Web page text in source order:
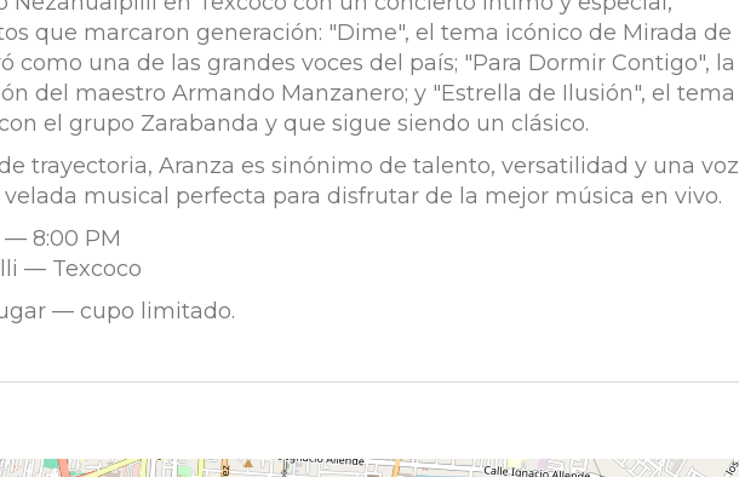
que marcaron generación: "Dime", el tema icónico de Mirada de
como una de las grandes voces del país; "Para Dormir Contigo", la
del maestro Armando Manzanero; y "Estrella de Ilusión", el tema
el grupo Zarabanda y que sigue siendo un clásico.
trayectoria, Aranza es sinónimo de talento, versatilidad y una voz
musical perfecta para disfrutar de la mejor música en vivo.
— 8:00 PM
— Texcoco
— cupo limitado.